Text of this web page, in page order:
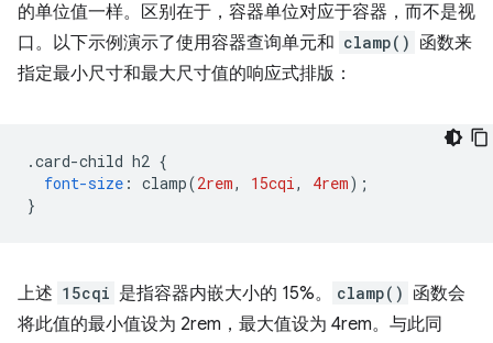
的单位值一样。区别在于，容器单位对应于容器，而不是视
口。以下示例演示了使用容器查询单元和 clamp() 函数来
指定最小尺寸和最大尺寸值的响应式排版：
.card-child h2 {
font-size : clamp(2rem, 15cqi, 4rem);
}
上述 15cqi 是指容器内嵌大小的 15%。 clamp() 函数会
将此值的最小值设为 2rem，最大值设为 4rem。与此同